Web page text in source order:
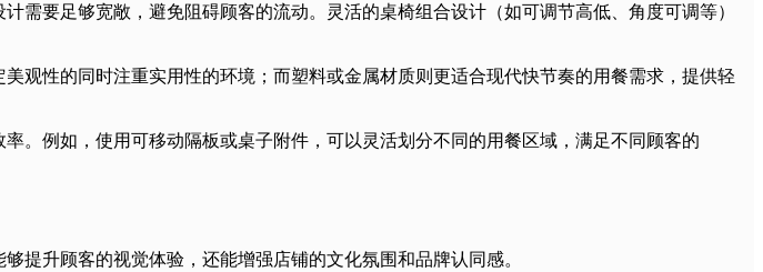
要足够宽敞，避免阻碍顾客的流动。灵活的桌椅组合设计（如可调节高低、角度可调等）
观性的同时注重实用性的环境；而塑料或金属材质则更适合现代快节奏的用餐需求，提供轻
。例如，使用可移动隔板或桌子附件，可以灵活划分不同的用餐区域，满足不同顾客的
提升顾客的视觉体验，还能增强店铺的文化氛围和品牌认同感。